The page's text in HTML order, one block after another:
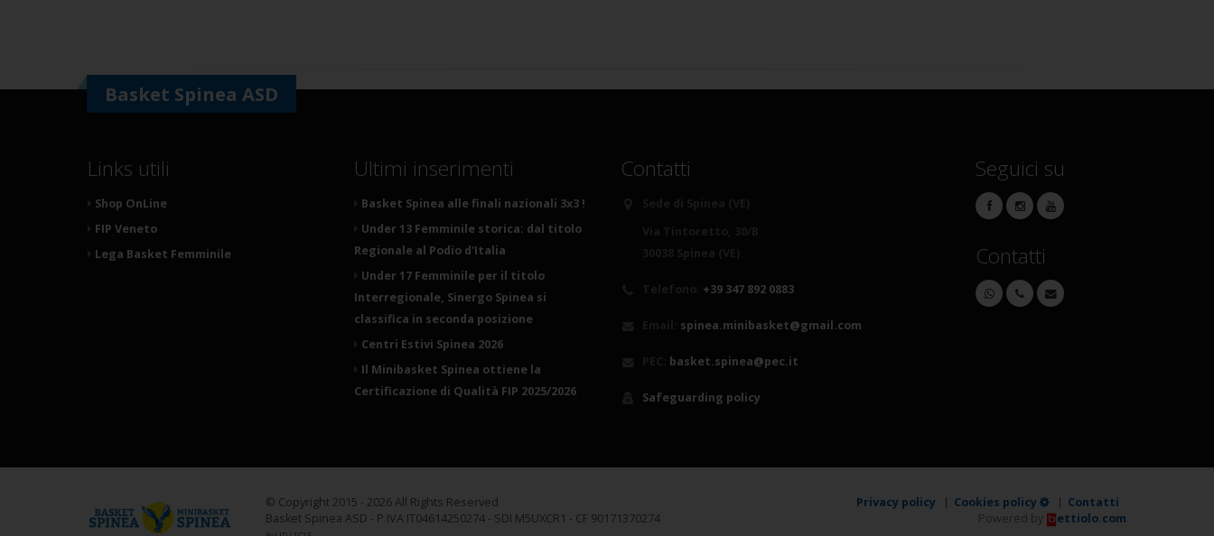
Basket Spinea ASD
Links utili
Shop OnLine
FIP Veneto
Lega Basket Femminile
Ultimi inserimenti
Basket Spinea alle finali nazionali 3x3 !
Under 13 Femminile storica: dal titolo
Regionale al Podio d'Italia
Under 17 Femminile per il titolo
Interregionale, Sinergo Spinea si
classifica in seconda posizione
Centri Estivi Spinea 2026
Il Minibasket Spinea ottiene la
Certificazione di Qualità FIP 2025/2026
Contatti
+39 347 892 0883
spinea.minibasket@gmail.com
basket.spinea@pec.it
Safeguarding policy
Seguici su
Contatti
© Copyright 2015 - 2026 All Rights Reserved
Basket Spinea ASD - P.IVA IT04614250274 - SDI M5UXCR1 - CF 90171370274
Privacy policy Cookies policy
Contatti
Powered by
ettiolo.com